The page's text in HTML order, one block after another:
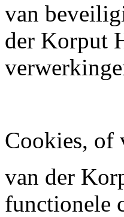
van
der Korput
Cookies, of
van der
functionele